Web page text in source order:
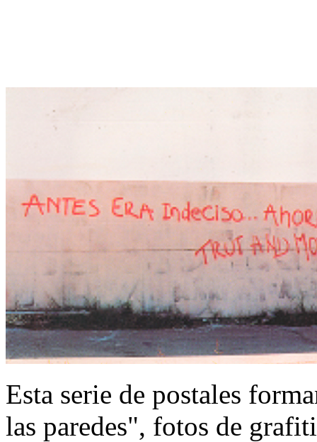
Esta serie de postales
las paredes", fotos de